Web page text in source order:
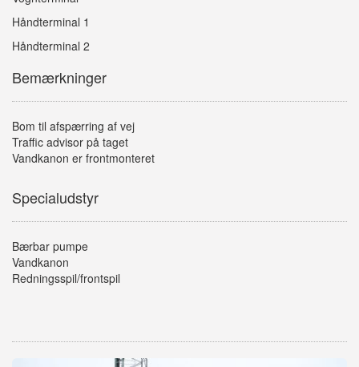
Håndterminal 1
Håndterminal 2
Bemærkninger
Bom til afspærring af vej
Traffic advisor på taget
Vandkanon er frontmonteret
Specialudstyr
Bærbar pumpe
Vandkanon
Redningsspil/frontspil